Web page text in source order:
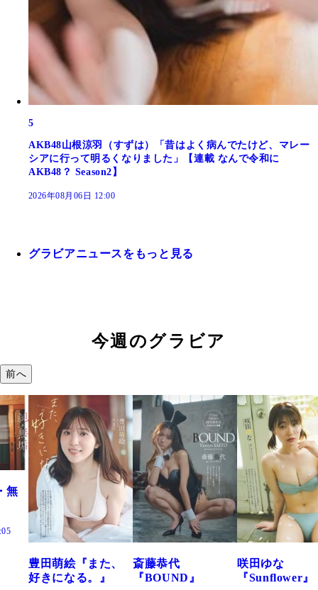
5
AKB48山根涼羽（すずは）「昔はよく病んでたけど、マレー
シアに行って明るくなりました」【連載 なんで令和に
AKB48？ Season2】
2026年08月06日 12:00
グラビアニュースをもっと見る
今週のグラビア
前へ
斎藤恭代
『BOUND』
咲田ゆな
『Sunflower』
藤水咲桜『花
だまり』